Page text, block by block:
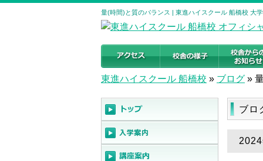
量(時間)と質のバランス | 東進ハイスクール 船橋校 大
東進ハイスクール 船橋校 » ブログ »
ブロ